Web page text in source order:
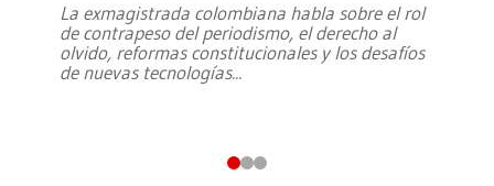
La exmagistrada colombiana habla sobre el rol
de contrapeso del periodismo, el derecho al
olvido, reformas constitucionales y los desafíos
de nuevas tecnologías...